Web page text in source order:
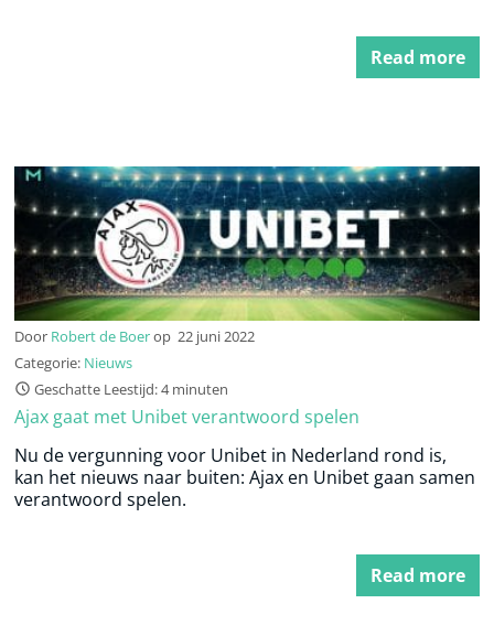
Read more
Door Robert de Boerop 22 juni 2022
Categorie: Nieuws
Geschatte Leestijd: 4 minuten
Ajax gaat met Unibet verantwoord spelen
Nu de vergunning voor Unibet in Nederland rond is,
kan het nieuws naar buiten: Ajax en Unibet gaan samen
verantwoord spelen.
Read more